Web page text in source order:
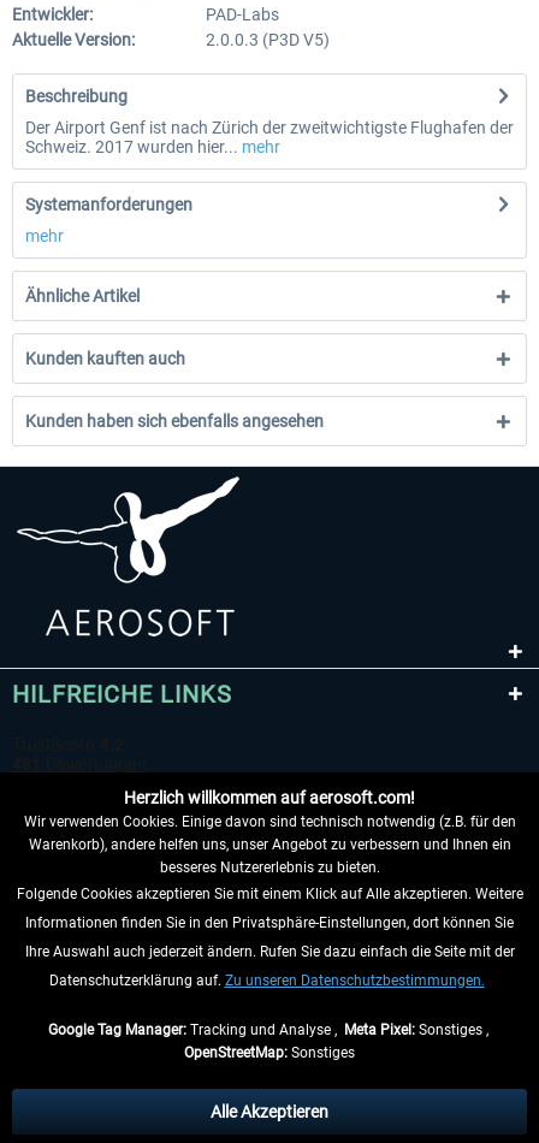
Entwickler:
PAD-Labs
Aktuelle Version:
2.0.0.3 (P3D V5)
Beschreibung
Der Airport Genf ist nach Zürich der zweitwichtigste Flughafen der
Schweiz. 2017 wurden hier... mehr
Systemanforderungen
mehr
Ähnliche Artikel
Kunden kauften auch
Kunden haben sich ebenfalls angesehen
HILFREICHE LINKS
VERTRAG WIDERRUFEN
INFORMATIONEN
anders beschrieben.
** Gilt für Lieferungen innerhalb Deutschlands, Lieferzeiten für andere Länder
Herzlich willkommen auf aerosoft.com!
Wir verwenden Cookies. Einige davon sind technisch notwendig (z.B. für den
Warenkorb), andere helfen uns, unser Angebot zu verbessern und Ihnen ein
besseres Nutzererlebnis zu bieten.
Folgende Cookies akzeptieren Sie mit einem Klick auf Alle akzeptieren. Weitere
Informationen finden Sie in den Privatsphäre-Einstellungen, dort können Sie
Ihre Auswahl auch jederzeit ändern. Rufen Sie dazu einfach die Seite mit der
Datenschutzerklärung auf. Zu unseren Datenschutzbestimmungen.
Google Tag Manager:Tracking und Analyse , Meta Pixel:Sonstiges ,
OpenStreetMap: Sonstiges
Alle Akzeptieren